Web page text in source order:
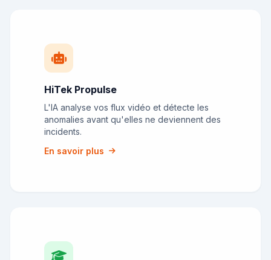
HiTek Propulse
L'IA analyse vos flux vidéo et détecte les
anomalies avant qu'elles ne deviennent des
incidents.
En savoir plus